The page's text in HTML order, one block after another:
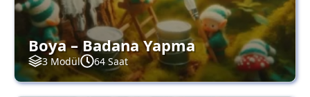
Boya – Badana Yapma
3 Modül 64 Saat